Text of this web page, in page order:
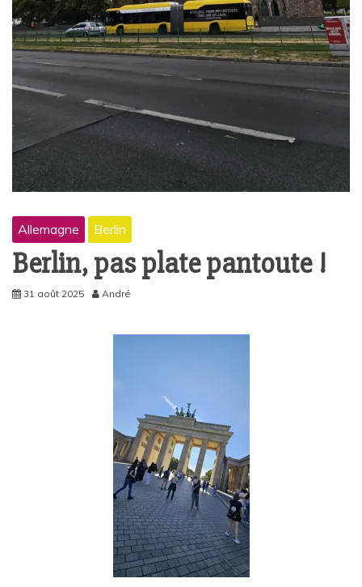
Allemagne Berlin
Berlin, pas plate pantoute !
31 août 2025 André